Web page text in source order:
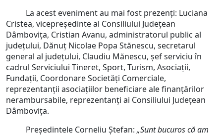
La acest eveniment au mai fost prezenți: Luciana
Cristea, vicepreședinte al Consiliului Județean
Dâmbovița, Cristian Avanu, administratorul public al
județului, Dănuț Nicolae Popa Stănescu, secretarul
general al județului, Claudiu Mănescu, șef serviciu în
cadrul Serviciului Tineret, Sport, Turism, Asociații,
Fundații, Coordonare Societăți Comerciale,
reprezentanții asociațiilor beneficiare ale finanțărilor
nerambursabile, reprezentanți ai Consiliului Județean
Dâmbovița.
Președintele Corneliu Ștefan: „Sunt bucuros că am